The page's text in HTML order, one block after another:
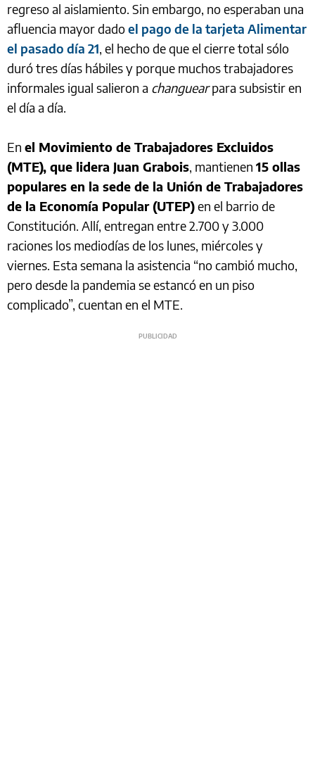
regreso al aislamiento. Sin embargo, no esperaban una
afluencia mayor dadoel pago de la tarjeta Alimentar
el pasado día 21, el hecho de que el cierre total sólo
duró tres días hábiles y porque muchos trabajadores
informales igual salieron a changuearpara subsistir en
el día a día.
En el Movimiento de Trabajadores Excluidos
(MTE), que lidera Juan Grabois, mantienen 15 ollas
populares en la sede de la Unión de Trabajadores
de la Economía Popular (UTEP)en el barrio de
Constitución. Allí, entregan entre 2.700 y 3.000
raciones los mediodías de los lunes, miércoles y
viernes. Esta semana la asistencia “no cambió mucho,
pero desde la pandemia se estancó en un piso
complicado”, cuentan en el MTE.